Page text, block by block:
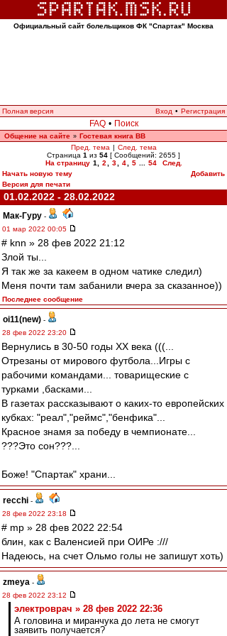
Официальный сайт болельщиков ФК "Спартак" Москва
Полная версия Вход • Регистрация
FAQ • Поиск
Общение на сайте » Гостевая книга ВВ
Пред. тема | След. тема
Страница 1 из 54 [ Сообщений: 2655 ]
На страницу 1 2 3 4 5 54
След.
Начать новую тему
Добавить
Версия для печати
01.02.2022 - 28.02.2022
Мак-Гуру -
01 мар 2022 00:05
# knn » 28 фев 2022 21:12
Злой ты...
Я так же за какеем в одном чатике следил)
Меня почти там забанили вчера за сказанное))
Последнее сообщение
oi11(new) -
28 фев 2022 23:20
Вернулись в 30-50 годы ХХ века (((...
Отрезаны от мирового футбола...Игры с
рабочими командами... товарищеские с
турками ,басками...
В газетах рассказывают о каких-то европейских
кубках: "реал","реймс","бенфика"...
Красное знамя за победу в чемпионате...
???Это сон???...
Боже! "Спартак" храни...
recchi -
28 фев 2022 23:18
# mp » 28 фев 2022 22:54
блин, как с Валенсией при ОИРе :///
Надеюсь, на счет Ольмо голы не запишут хоть)
zmeya -
28 фев 2022 23:12
электроврач » 28 фев 2022 22:36
А головина и миранчука до лета не смогут
заявить получается?